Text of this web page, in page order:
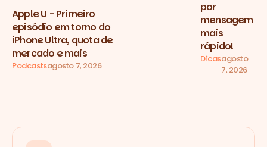
Apple U - Primeiro
episódio em torno do
iPhone Ultra, quota de
mercado e mais
Podcastsagosto 7, 2026
por
mensagem
mais
rápido!
Dicasagosto
7, 2026